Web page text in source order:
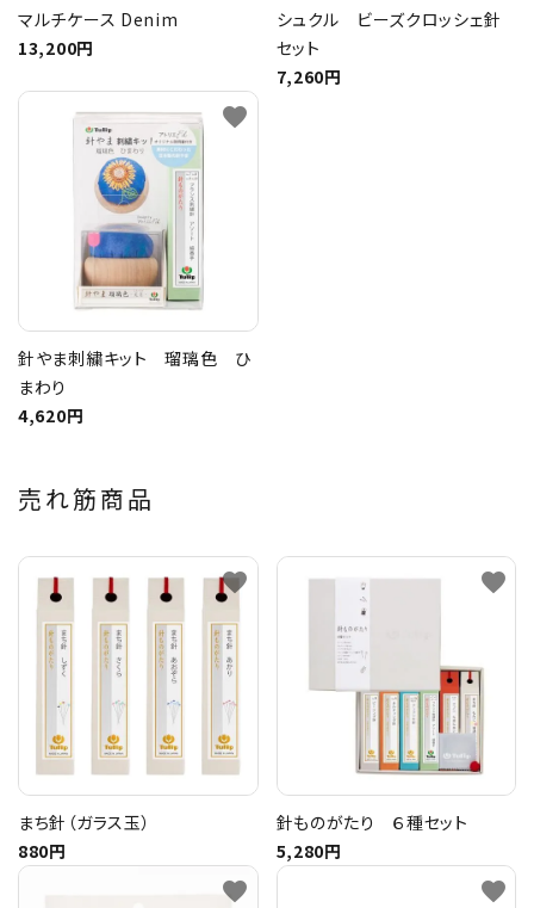
マルチケース Denim
13,200円
シュクル ビーズクロッシェ針
セット
7,260円
針やま刺繍キット 瑠璃色 ひ
まわり
4,620円
favorite
売れ筋商品
まち針（ガラス玉）
880円
favorite
針ものがたり ６種セット
5,280円
favorite
favorite favorite